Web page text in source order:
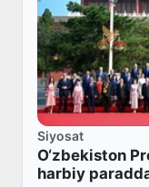
Siyosat
O‘zbekiston
harbiy